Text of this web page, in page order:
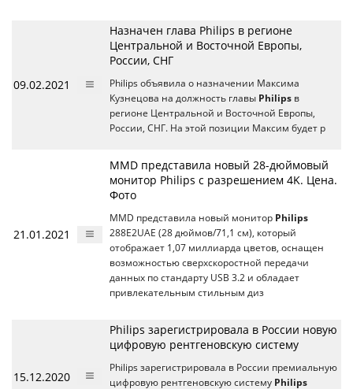
09.02.2021
Назначен глава Philips в регионе
Центральной и Восточной Европы,
России, СНГ
Philips объявила о назначении Максима
Кузнецова на должность главы Philips в
регионе Центральной и Восточной Европы,
России, СНГ. На этой позиции Максим будет р
21.01.2021
MMD представила новый 28-дюймовый
монитор Philips с разрешением 4K. Цена.
Фото
MMD представила новый монитор Philips
288E2UAE (28 дюймов/71,1 см), который
отображает 1,07 миллиарда цветов, оснащен
возможностью сверхскоростной передачи
данных по стандарту USB 3.2 и обладает
привлекательным стильным диз
15.12.2020
Philips зарегистрировала в России новую
цифровую рентгеновскую систему
Philips зарегистрировала в России премиальную
цифровую рентгеновскую систему Philips